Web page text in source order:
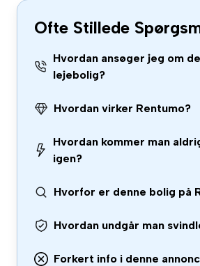
Ofte Stillede
Hvordan ansøger jeg om
lejebolig?
Hvordan virker Rentumo?
Hvordan kommer man
igen?
Hvorfor er denne bolig på
Hvordan undgår man
Forkert info i denne